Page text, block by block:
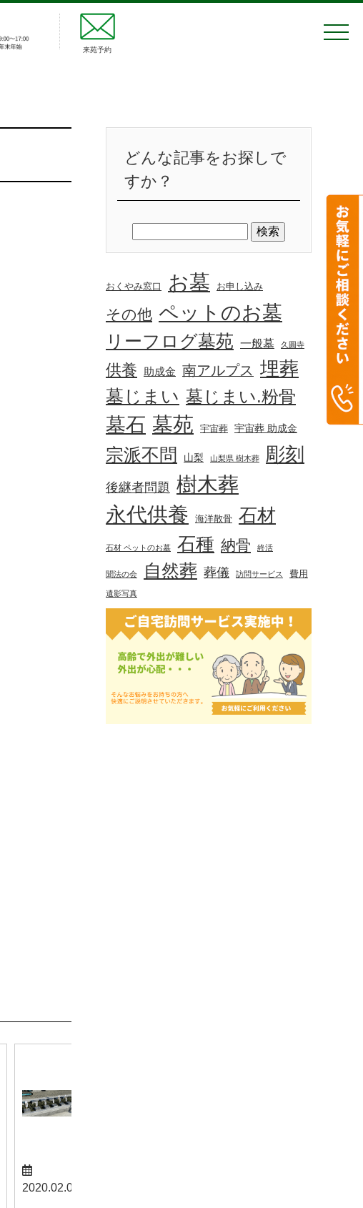
来苑予約
2020.02.09
どんな記事をお探しで
すか？
おくやみ窓口 お墓 お申し込み
その他 ペットのお墓
リーフログ墓苑 一般墓 久圓寺
供養 助成金 南アルプス 埋葬
墓じまい 墓じまい.粉骨
墓石 墓苑 宇宙葬 宇宙葬 助成金
宗派不問 山梨 山梨県 樹木葬 彫刻
後継者問題 樹木葬
永代供養 海洋散骨 石材
石材 ペットのお墓 石種 納骨 終活
聞法の会 自然葬 葬儀 訪問サービス 費用
遺影写真